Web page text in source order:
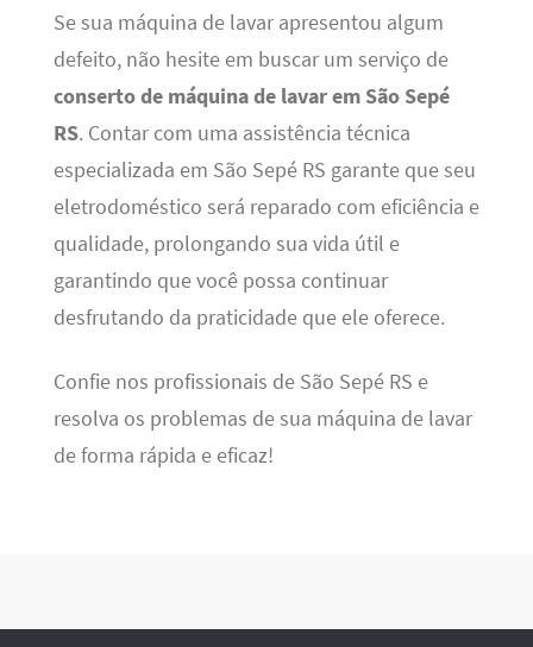
Se sua máquina de lavar apresentou algum
defeito, não hesite em buscar um serviço de
conserto de máquina de lavar em São Sepé
RS. Contar com uma assistência técnica
especializada em São Sepé RS garante que seu
eletrodoméstico será reparado com eficiência e
qualidade, prolongando sua vida útil e
garantindo que você possa continuar
desfrutando da praticidade que ele oferece.
Confie nos profissionais de São Sepé RS e
resolva os problemas de sua máquina de lavar
de forma rápida e eficaz!